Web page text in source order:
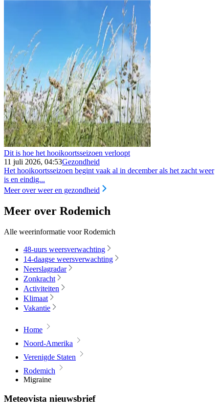
Dit is hoe het hooikoortsseizoen verloopt
11 juli 2026, 04:53Gezondheid
Het hooikoortsseizoen begint vaak al in december als het zacht weer
is en eindig...
Meer over weer en gezondheid
Meer over Rodemich
Alle weerinformatie voor Rodemich
48-uurs weersverwachting
14-daagse weersverwachting
Neerslagradar
Zonkracht
Activiteiten
Klimaat
Vakantie
Home
Noord-Amerika
Verenigde Staten
Rodemich
Migraine
Meteovista nieuwsbrief